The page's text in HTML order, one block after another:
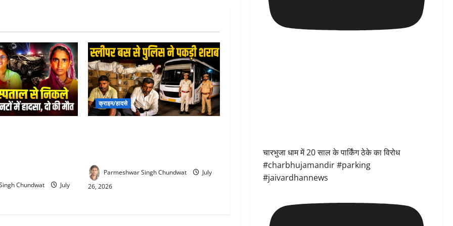
Chundwat
July
क्राइम/हादसे
Parmeshwar Singh Chundwat
July
26, 2026
चारभुजा धाम में 20 साल के पार्किंग ठेके का विरोध
#charbhujamandir #parking
#jaivardhannews